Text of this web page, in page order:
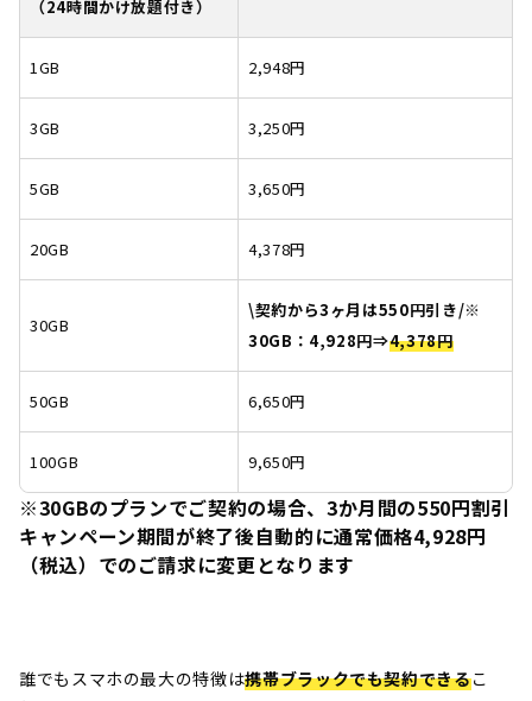
（24時間かけ放題付き）
1GB 2,948円
3GB 3,250円
5GB 3,650円
20GB 4,378円
30GB
\契約から3ヶ月は550円引き/※
30GB：4,928円⇒4,378円
50GB 6,650円
100GB 9,650円
※30GBのプランでご契約の場合、3か月間の550円割引
キャンペーン期間が終了後自動的に通常価格4,928円
（税込）でのご請求に変更となります
誰でもスマホの最大の特徴は携帯ブラックでも契約できるこ